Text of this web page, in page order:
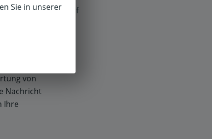
mehr
Filiale
ich mir.
von
Nachricht
Ihre
Sie in unserer
f